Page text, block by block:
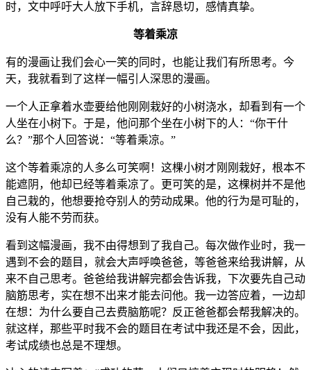
时，文中呼吁大人放下手机，言辞恳切，感情真挚。
等着乘凉
有的漫画让我们会心一笑的同时，也能让我们有所思考。今
天，我就看到了这样一幅引人深思的漫画。
一个人正拿着水壶要给他刚刚栽好的小树浇水，却看到有一个
人坐在小树下。于是，他问那个坐在小树下的人：“你干什
么？”那个人回答说：“等着乘凉。”
这个等着乘凉的人多么可笑啊！这棵小树才刚刚栽好，根本不
能遮阴，他却已经等着乘凉了。更可笑的是，这棵树并不是他
自己栽的，他想要抢夺别人的劳动成果。他的行为是可耻的，
没有人能不劳而获。
看到这幅漫画，我不由得想到了我自己。每次做作业时，我一
遇到不会的题目，就会大声呼唤爸爸，等爸爸来给我讲解，从
来不自己思考。爸爸给我讲解完都会告诉我，下次要先自己动
脑筋思考，实在想不出来才能去问他。我一边答应着，一边却
在想：为什么要自己去费脑筋呢？反正爸爸都会帮我解决的。
就这样，那些平时我不会的题目在考试中我还是不会，因此，
考试成绩也总是不理想。